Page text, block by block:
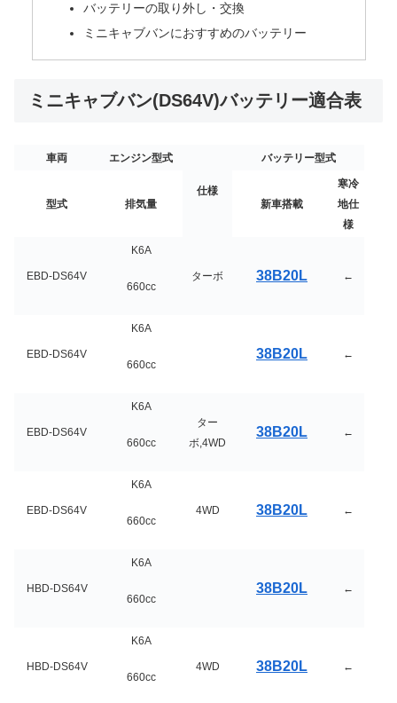
バッテリーの取り外し・交換
ミニキャブバンにおすすめのバッテリー
ミニキャブバン(DS64V)バッテリー適合表
車両 エンジン型式
仕様
バッテリー型式
型式 排気量 新車搭載
寒冷
地仕
様
EBD-DS64V
K6A
660cc
ターボ 38B20L ←
EBD-DS64V
K6A
660cc
38B20L ←
EBD-DS64V
K6A
660cc
ター
ボ,4WD
38B20L ←
EBD-DS64V
K6A
660cc
4WD 38B20L ←
HBD-DS64V
K6A
660cc
38B20L ←
HBD-DS64V
K6A
660cc
4WD 38B20L ←